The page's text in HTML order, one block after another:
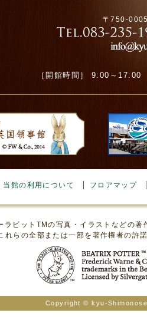
〒750-
［開館時間］ 9:00～
当館の利用について フロアマップ
ラビットTMの写真・イラストなどの
れらの全部または一部を著作権者の許
Copyright © kyu-